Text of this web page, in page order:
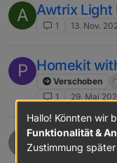
A Awtrix Light
1 13. Nov.
P Homekit
Verschoben
1
29. Mai
C Problem
grafana...
Hallo! Könnten wir
Funktionalität &
Zustimmung